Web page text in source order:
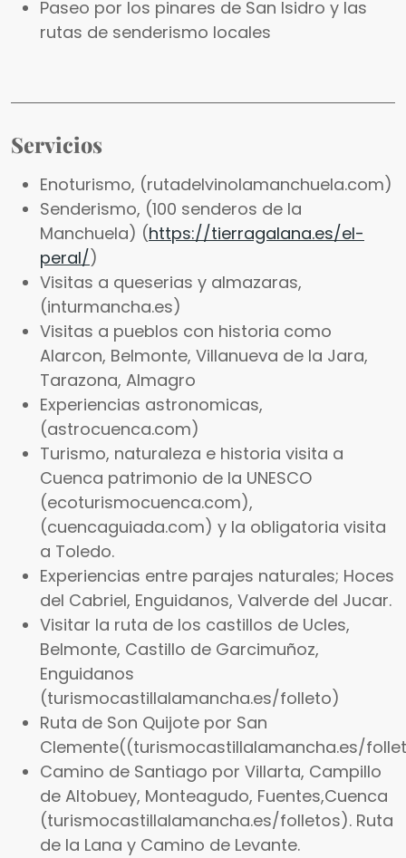
Paseo por los pinares de San Isidro y las
rutas de senderismo locales
Servicios
Enoturismo, (rutadelvinolamanchuela.com)
Senderismo, (100 senderos de la
Manchuela) (https://tierragalana.es/el-
peral/)
Visitas a queserias y almazaras,
(inturmancha.es)
Visitas a pueblos con historia como
Alarcon, Belmonte, Villanueva de la Jara,
Tarazona, Almagro
Experiencias astronomicas,
(astrocuenca.com)
Turismo, naturaleza e historia visita a
Cuenca patrimonio de la UNESCO
(ecoturismocuenca.com),
(cuencaguiada.com) y la obligatoria visita
a Toledo.
Experiencias entre parajes naturales; Hoces
del Cabriel, Enguidanos, Valverde del Jucar.
Visitar la ruta de los castillos de Ucles,
Belmonte, Castillo de Garcimuñoz,
Enguidanos
(turismocastillalamancha.es/folleto)
Ruta de Son Quijote por San
Clemente((turismocastillalamancha.es/
Camino de Santiago por Villarta, Campillo
de Altobuey, Monteagudo, Fuentes,Cuenca
(turismocastillalamancha.es/folletos). Ruta
de la Lana y Camino de Levante.